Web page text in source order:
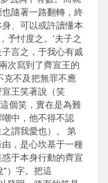
隨著一路翻轉，終
、可以或許讀懂本
予忖度之。’夫子之
言之，于我心有戚
次寫到了齊宣王的
克不及把無罪不應
王笑著說（笑
個笑，實在是為難
中，他不得不認
謂我愛也）。 第
，是心坎基于一種
于本身行動的齊宣
）字。把這